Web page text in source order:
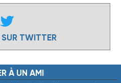
SUR TWITTER
À UN AMI